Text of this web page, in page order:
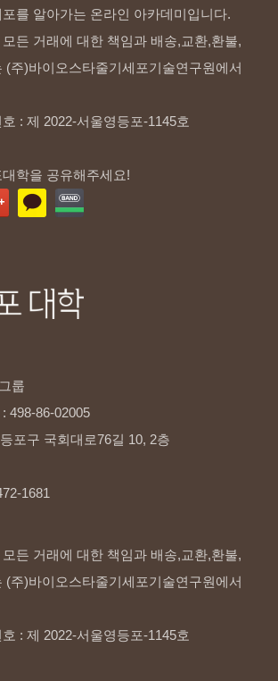
를 알아가는 온라인 아카데미입니다.
든 거래에 대한 책임과 배송,교환,환불,
(주)바이오스타줄기세포기술연구원에서
: 제 2022-서울영등포-1145호
학을 공유해주세요!
그룹
: 498-86-02005
포구 국회대로76길 10, 2층
1681
든 거래에 대한 책임과 배송,교환,환불,
(주)바이오스타줄기세포기술연구원에서
: 제 2022-서울영등포-1145호